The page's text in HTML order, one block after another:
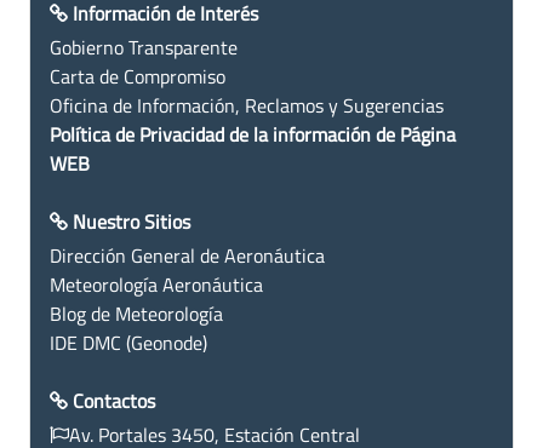
Información de Interés
Gobierno Transparente
Carta de Compromiso
Oficina de Información, Reclamos y Sugerencias
Política de Privacidad de la información de Página
WEB
Nuestro Sitios
Dirección General de Aeronáutica
Meteorología Aeronáutica
Blog de Meteorología
IDE DMC (Geonode)
Contactos
Av. Portales 3450, Estación Central